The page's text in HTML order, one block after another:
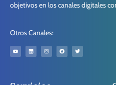
objetivos en los canales digitales
Otros Canales: